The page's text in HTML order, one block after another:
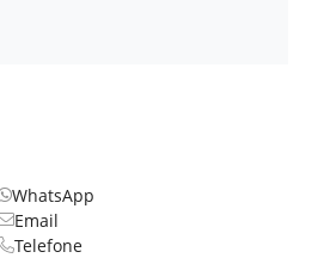
WhatsApp
Email
Telefone